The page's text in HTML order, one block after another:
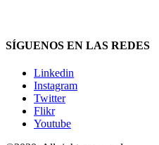
SÍGUENOS EN LAS REDES
Linkedin
Instagram
Twitter
Flikr
Youtube